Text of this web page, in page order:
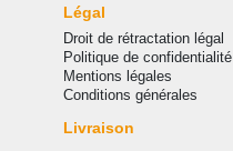
Légal
Droit de rétractation légal
Politique de confidentialité
Mentions légales
Conditions générales
Livraison